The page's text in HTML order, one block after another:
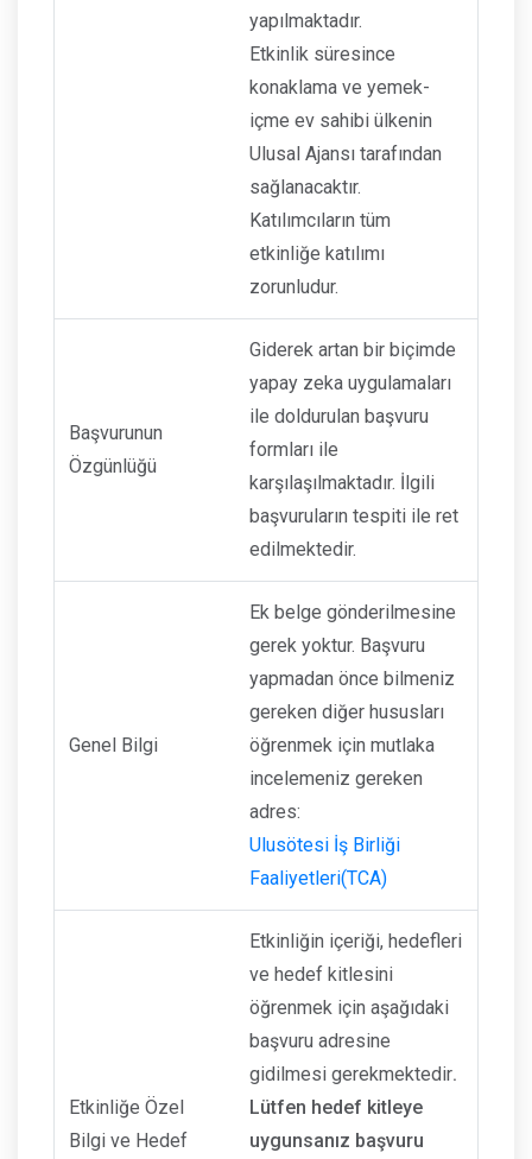
yapılmaktadır.
Etkinlik süresince
konaklama ve yemek-
içme ev sahibi ülkenin
Ulusal Ajansı tarafından
sağlanacaktır.
Katılımcıların tüm
etkinliğe katılımı
zorunludur.
Başvurunun
Özgünlüğü
Giderek artan bir biçimde
yapay zeka uygulamaları
ile doldurulan başvuru
formları ile
karşılaşılmaktadır. İlgili
başvuruların tespiti ile ret
edilmektedir.
Genel Bilgi
Ek belge gönderilmesine
gerek yoktur. Başvuru
yapmadan önce bilmeniz
gereken diğer hususları
öğrenmek için mutlaka
incelemeniz gereken
adres:
Ulusötesi İş Birliği
Faaliyetleri(TCA)
Etkinliğe Özel
Bilgi ve Hedef
Etkinliğin içeriği, hedefleri
ve hedef kitlesini
öğrenmek için aşağıdaki
başvuru adresine
gidilmesi gerekmektedir.
Lütfen hedef kitleye
uygunsanız başvuru